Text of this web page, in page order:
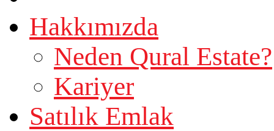
Hakkımızda
Neden Qural Estate?
Kariyer
Satılık Emlak